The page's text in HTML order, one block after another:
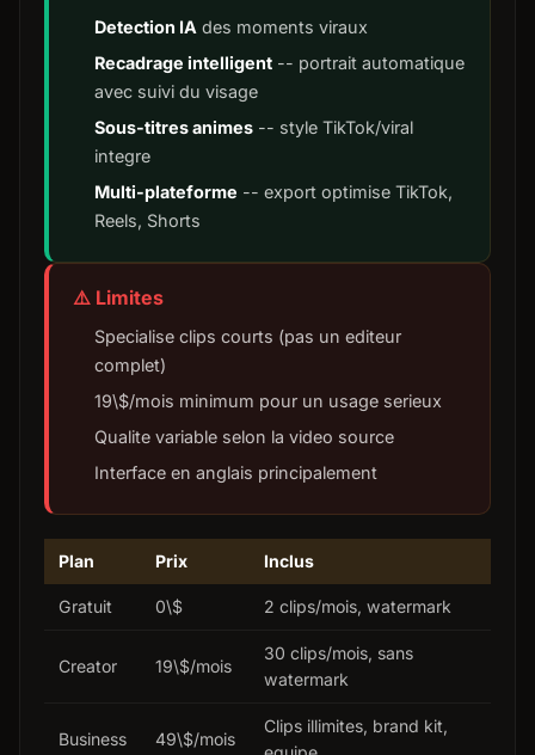
Detection IA des moments viraux
Recadrage intelligent -- portrait automatique
avec suivi du visage
Sous-titres animes -- style TikTok/viral
integre
Multi-plateforme -- export optimise TikTok,
Reels, Shorts
⚠️ Limites
Specialise clips courts (pas un editeur
complet)
19\$/mois minimum pour un usage serieux
Qualite variable selon la video source
Interface en anglais principalement
Plan Prix Inclus
Gratuit 0\$ 2 clips/mois, watermark
Creator 19\$/mois
30 clips/mois, sans
watermark
Business 49\$/mois
Clips illimites, brand kit,